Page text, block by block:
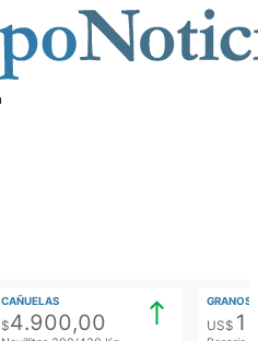
CAÑUELAS
$4.900,00
GRANOS
US$